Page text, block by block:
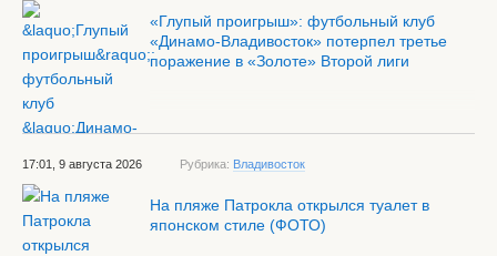
«Глупый проигрыш»: футбольный клуб
«Динамо-Владивосток» потерпел третье
поражение в «Золоте» Второй лиги
17:01, 9 августа 2026 Рубрика: Владивосток
На пляже Патрокла открылся туалет в
японском стиле (ФОТО)